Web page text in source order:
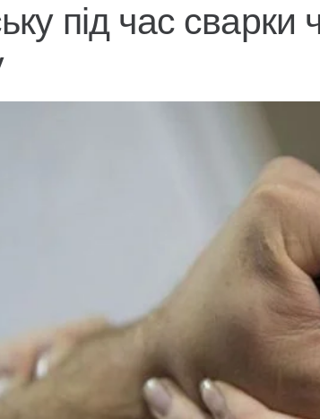
під час сварки